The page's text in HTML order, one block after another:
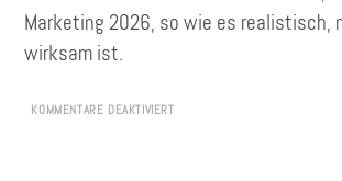
Marketing 2026, so wie es realistisch,
wirksam ist.
KOMMENTARE DEAKTIVIERT